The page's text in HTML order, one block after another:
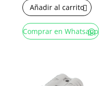
Añadir al carrito
Comprar en Whatsapp